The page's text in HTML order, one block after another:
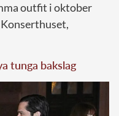
outfit i oktober
tunga bakslag